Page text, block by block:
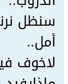
سنظل
أمل..
لاخوف